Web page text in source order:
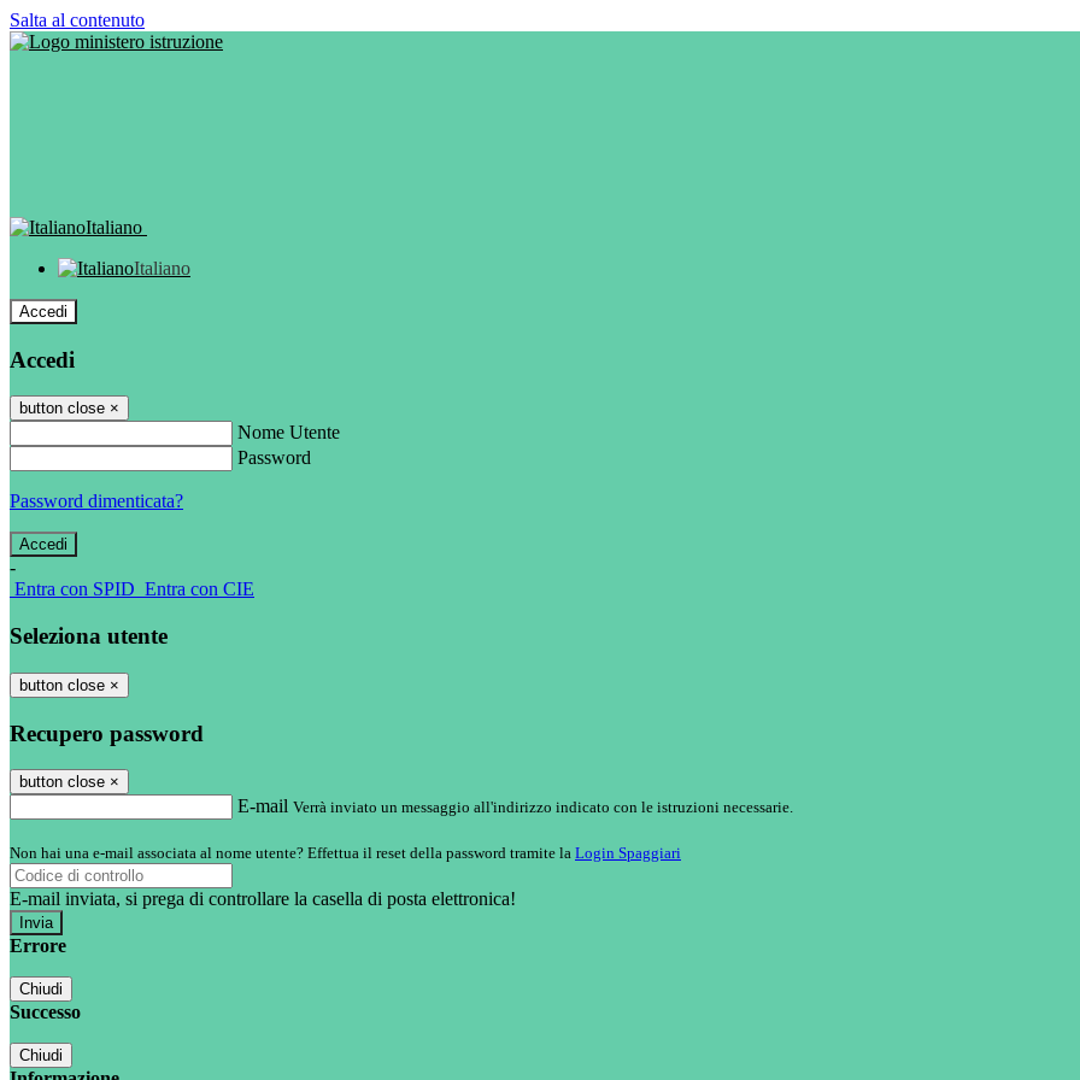
Salta al contenuto
Italiano
Italiano
Accedi
Accedi
button close ×
Nome Utente
Password
Password dimenticata?
-
Entra con SPID Entra con CIE
Seleziona utente
button close ×
Recupero password
button close ×
E-mail Verrà inviato un messaggio all'indirizzo indicato con le istruzioni necessarie.
Non hai una e-mail associata al nome utente? Effettua il reset della password tramite la Login Spaggiari
E-mail inviata, si prega di controllare la casella di posta elettronica!
Errore
Chiudi
Successo
Chiudi